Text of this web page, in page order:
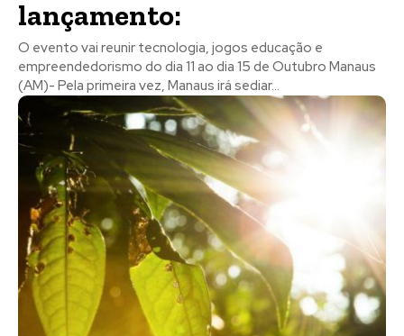
lançamento:
O evento vai reunir tecnologia, jogos educação e
empreendedorismo do dia 11 ao dia 15 de Outubro Manaus
(AM)- Pela primeira vez, Manaus irá sediar...